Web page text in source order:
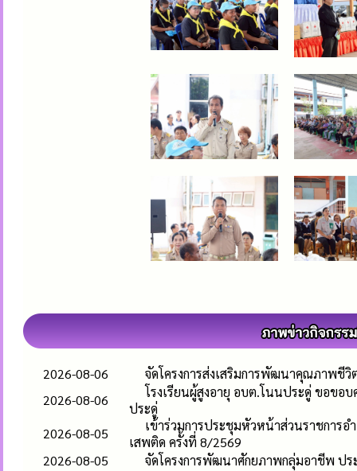
2026-08-06
จัดโครงการส่งเสริมการพัฒนาคุณภาพชี
2026-08-06
โรงเรียนผู้สูงอายุ อบต.โนนประดู่ ขอขอ
ประดู่
2026-08-05
เข้าร่วมการประชุมหัวหน้าส่วนราชการ
เสพติด ครั้งที่ 8/2569
2026-08-05
จัดโครงการพัฒนาศักยภาพกลุ่มอาชีพ ป